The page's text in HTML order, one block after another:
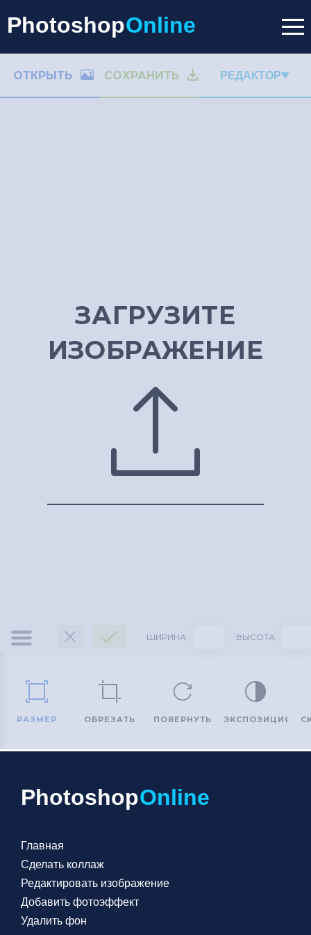
PhotoshopOnline
Ваши фотографии могут стать особенными! Достаточно
Для этого вам не нужно устанавливать Фотошоп и
разбираться, что к чему, читать пошаговые инструкции и
пытаться повторить работу профессиональных
дизайнеров. Наш онлайн редактор позволяет наложить
PhotoshopOnline
Главная
Сделать коллаж
Редактировать изображение
Добавить фотоэффект
Удалить фон